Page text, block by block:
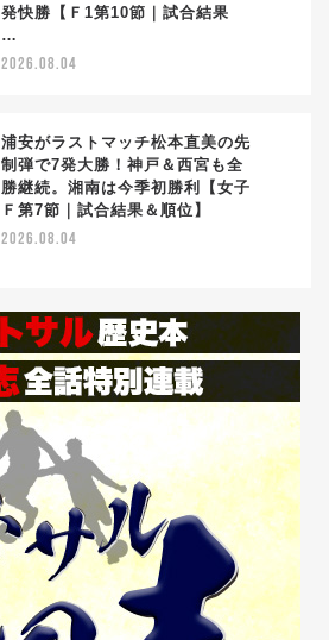
発快勝【Ｆ1第10節｜試合結果
…
2026.08.04
浦安がラストマッチ松本直美の先
制弾で7発大勝！神戸＆西宮も全
勝継続。湘南は今季初勝利【女子
Ｆ第7節｜試合結果＆順位】
2026.08.04